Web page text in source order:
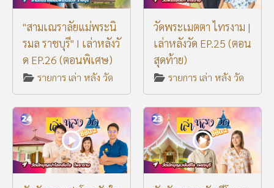
"สามเณราลัยแม่พระนิ
รมล ราชบุรี" I เล่าหลังวั
ด EP.26 (ตอนพิเศษ)
รายการ เล่า หลัง วัด
วัดพระเมตตา ไทรงาม |
เล่าหลังวัด EP.25 (ตอน
สุดท้าย)
รายการ เล่า หลัง วัด